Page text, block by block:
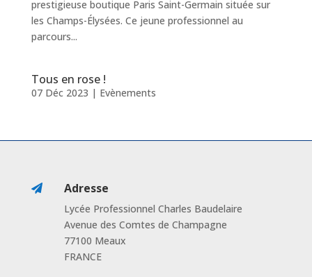
prestigieuse boutique Paris Saint-Germain située sur
les Champs-Élysées. Ce jeune professionnel au
parcours...
Tous en rose !
07 Déc 2023 | Evènements
 Adresse
Lycée Professionnel Charles Baudelaire
Avenue des Comtes de Champagne
77100 Meaux
FRANCE